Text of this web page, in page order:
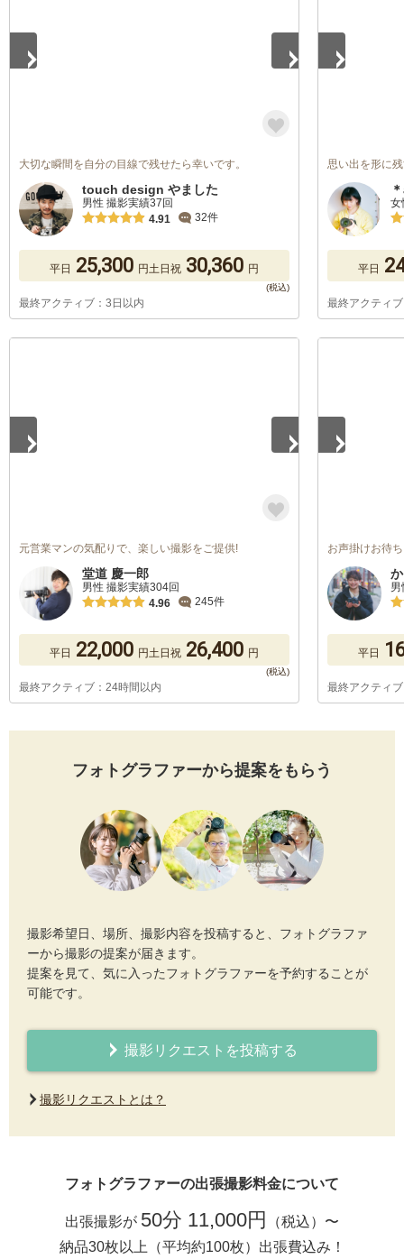
大切な瞬間を自分の目線で残せたら幸いです。
touch design やました
男性 撮影実績37回
4.91
32件
平日 25,300 円土日祝 30,360 円
最終アクティブ：3日以内
思い出を形に
女
平日
最終アクティ
元営業マンの気配りで、楽しい撮影をご提供!
堂道 慶一郎
男性 撮影実績304回
4.96
245件
平日 22,000 円土日祝 26,400 円
最終アクティブ：24時間以内
お声掛けお待
平日
最終アクティ
フォトグラファーから提案をもらう
撮影希望日、場所、撮影内容を投稿すると、フォトグラファ
ーから撮影の提案が届きます。
提案を見て、気に入ったフォトグラファーを予約することが
可能です。
撮影リクエストを投稿する
撮影リクエストとは？
フォトグラファーの出張撮影料金について
出張撮影が 50分 11,000円
（税込）〜
納品30枚以上（平均約100枚）出張費込み！